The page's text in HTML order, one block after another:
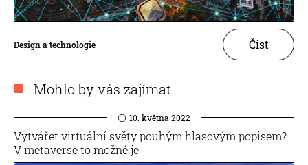
Design a technologie Číst
Mohlo by vás zajímat
10. května 2022
Vytvářet virtuální světy pouhým hlasovým popisem?
V metaverse to možné je